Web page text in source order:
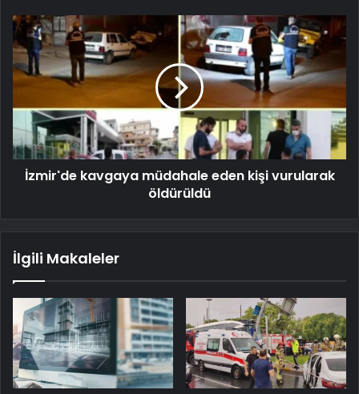
İzmir'de kavgaya müdahale eden kişi vurularak
öldürüldü
İlgili Makaleler